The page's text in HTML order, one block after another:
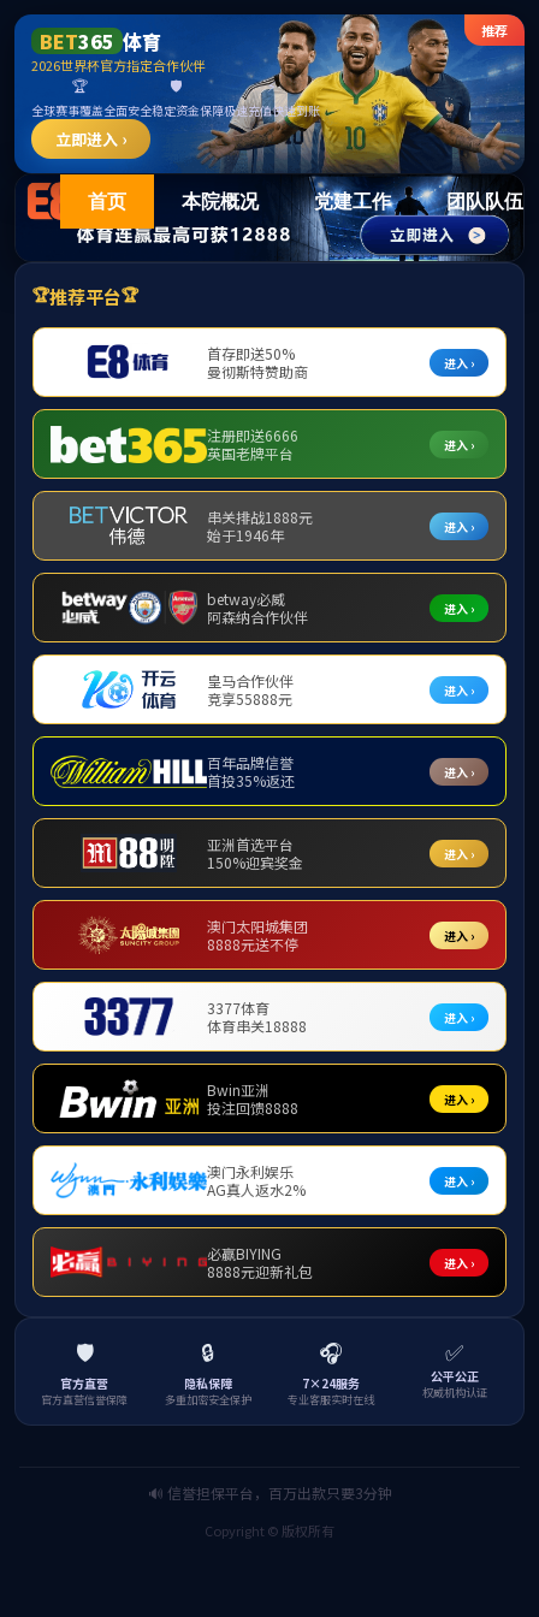
15vip
首页 本院概况 党建工作 团队队伍
学术报告信息 学术报
报
报
报
熊
二〇〇六
富的国内